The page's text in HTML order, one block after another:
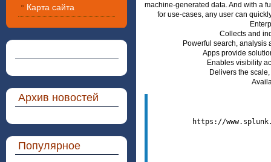
Карта сайта
Архив новостей
Популярное
machine-generated data. And with a
for use-cases, any user can
Collects and
Powerful search,
Apps provide
Enables visibility
Delivers the
https://